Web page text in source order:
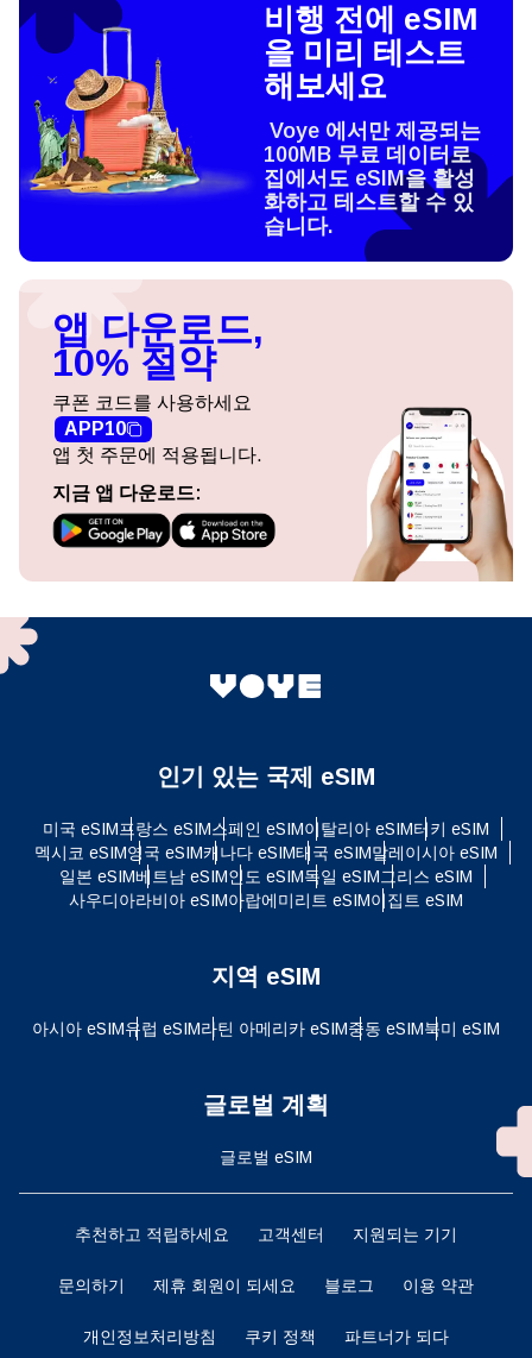
비행 전에 eSIM
을 미리 테스트
해보세요
Voye 에서만 제공되는
100MB 무료 데이터로
집에서도 eSIM을 활성
화하고 테스트할 수 있
습니다.
앱 다운로드,
10% 절약
쿠폰 코드를 사용하세요
APP10
앱 첫 주문에 적용됩니다.
지금 앱 다운로드:
인기 있는 국제 eSIM
미국 eSIM프랑스 eSIM스페인 eSIM이탈리아 eSIM터키 eSIM
멕시코 eSIM영국 eSIM캐나다 eSIM태국 eSIM말레이시아 eSIM
일본 eSIM베트남 eSIM인도 eSIM독일 eSIM그리스 eSIM
사우디아라비아 eSIM아랍에미리트 eSIM이집트 eSIM
지역 eSIM
아시아 eSIM유럽 ​​eSIM라틴 아메리카 eSIM중동 eSIM북미 eSIM
글로벌 계획
글로벌 eSIM
추천하고 적립하세요 고객센터 지원되는 기기
문의하기 제휴 회원이 되세요 블로그 이용 약관
개인정보처리방침 쿠키 정책 파트너가 되다